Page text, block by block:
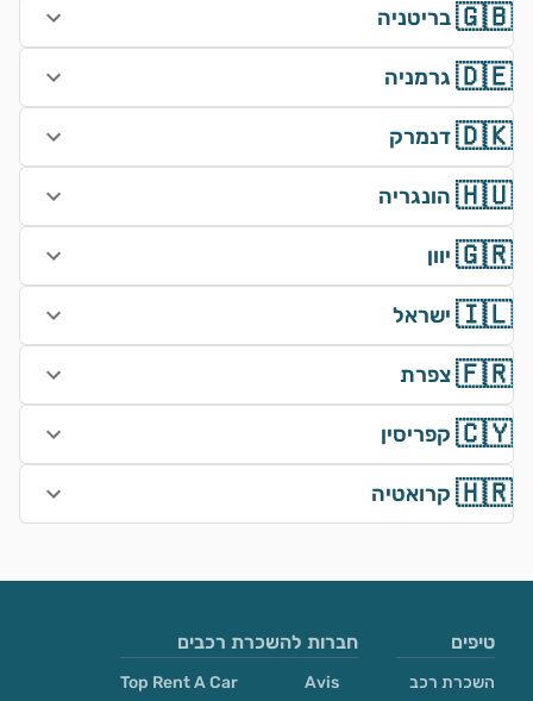
🇬🇧בריטניה
🇩🇪גרמניה
🇩🇰דנמרק
🇭🇺הונגריה
🇬🇷יוון
🇮🇱ישראל
🇫🇷צפרת
🇨🇾קפריסין
🇭🇷קרואטיה
טיפים
השכרת רכב
חברות להשכרת רכבים
Avis
Top Rent A Car